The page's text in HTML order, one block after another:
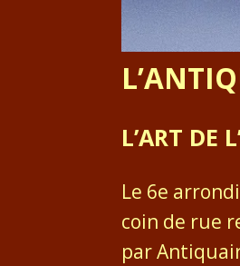
L’ART DE
Le 6e
coin de rue
par